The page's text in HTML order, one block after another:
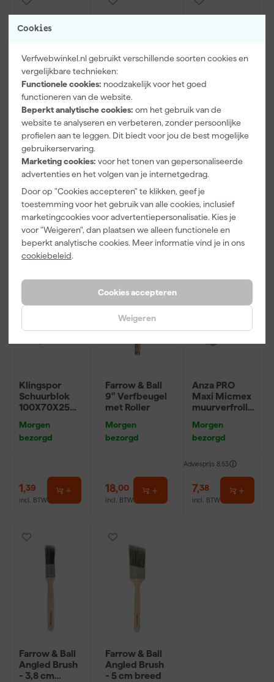
Cookies
Verfwebwinkel.nl gebruikt verschillende soorten cookies en
vergelijkbare technieken:
Functionele cookies: noodzakelijk voor het goed
functioneren van de website.
Beperkt analytische cookies: om het gebruik van de
website te analyseren en verbeteren, zonder persoonlijke
profielen aan te leggen. Dit biedt voor jou de best mogelijke
gebruikerservaring.
Marketing cookies: voor het tonen van gepersonaliseerde
advertenties en het volgen van je internetgedrag.
Door op "Cookies accepteren" te klikken, geef je
toestemming voor het gebruik van alle cookies, inclusief
marketingcookies voor advertentiepersonalisatie. Kies je
voor "Weigeren", dan plaatsen we alleen functionele en
beperkt analytische cookies. Meer informatie vind je in ons
cookiebeleid.
Cookies accepteren
Weigeren
Paintura
Lucamax
Washi tape -
50mx24mm
Morgen
bezorgd
Adviesprijs 6,00
3,99
incl. BTW
Farrow & Ball
F&B
Kleurenwaaie
Morgen
bezorgd
22,00
incl. BTW
Go!Paint Roll
And Go
Verfbak -
0,5L + 5
Inzetbakken
Morgen
bezorgd
3,99
incl. BTW
Klingspor
Schuurblok
100X70X25m
P220
Morgen
bezorgd
1,39
incl. BTW
Farrow & Ball
9" Verfbeugel
met Roller
Morgen
bezorgd
18,00
incl. BTW
Anza PRO
Maxi Micmex
muurverfrolle
Morgen
bezorgd
Adviesprijs 8,53
7,38
incl. BTW
Farrow & Ball
Angled Brush
- 3,8 cm
Farrow & Ball
Angled Brush
- 5 cm breed